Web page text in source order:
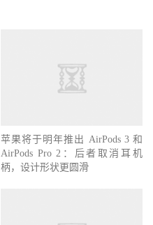
苹果将于明年推出 AirPods 3 和
AirPods Pro 2：后者取消耳机
柄，设计形状更圆滑